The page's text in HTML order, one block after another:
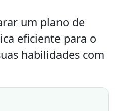
um plano de
eficiente para o
habilidades com